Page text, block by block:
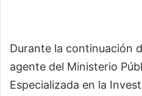
Durante la continuación
agente del Ministerio
Especializada en la